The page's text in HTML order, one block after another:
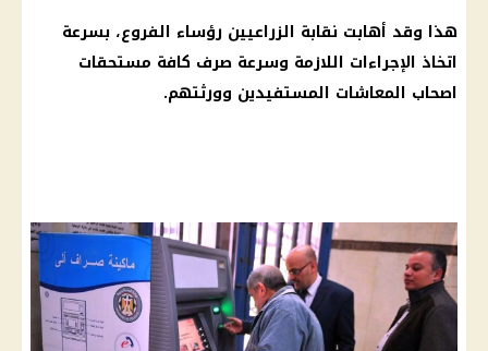
هذا وقد أهابت نقابة الزراعيين رؤساء الفروع، بسرعة
اتخاذ الإجراءات اللازمة وسرعة صرف كافة مستحقات
اصحاب المعاشات المستفيدين وورثتهم.